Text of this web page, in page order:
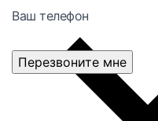
Ваш телефон
Перезвоните мне